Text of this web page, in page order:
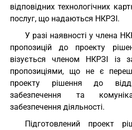
відповідних технологічних
послуг, що надаються НКРЗІ.
У разі наявності у члена
пропозицій до проекту
візується членом НКРЗІ із
пропозиціями, що не є
проекту рішення до
забезпечення та
забезпечення діяльності.
Підготовлений проект